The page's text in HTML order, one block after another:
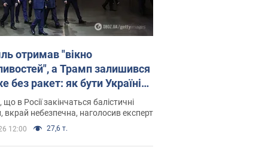
отримав "вікно
а Трамп залишився
без ракет: як бути Україні?
з Мельником
в Росії закінчаться балістичні
вкрай небезпечна, наголосив експерт
12:00 27,6 т.